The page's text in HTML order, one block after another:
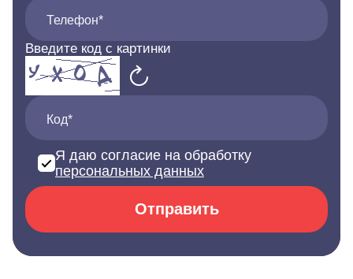
Телефон*
Введите код с картинки
Код*
Я даю согласие на обработку
персональных данных
Отправить